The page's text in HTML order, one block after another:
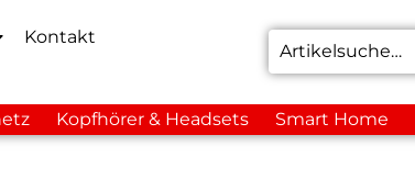
Kontakt
Kopfhörer & Headsets Smart Home